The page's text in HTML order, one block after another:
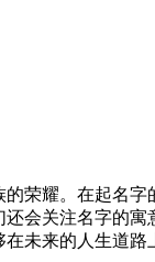
荣耀。在起名
会关注名字的
未来的人生道